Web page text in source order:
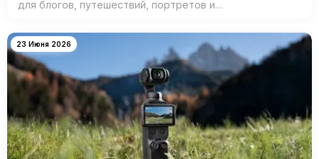
для блогов, путешествий, портретов и
двойная система камер: ш…
23 Июня 2026